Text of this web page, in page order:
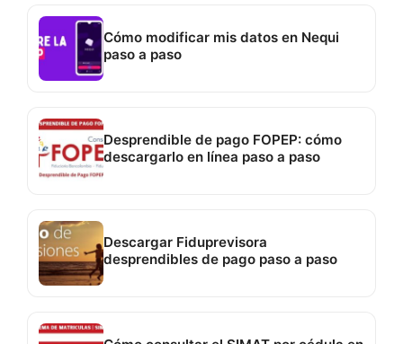
Cómo modificar mis datos en Nequi
paso a paso
Desprendible de pago FOPEP: cómo
descargarlo en línea paso a paso
Descargar Fiduprevisora
desprendibles de pago paso a paso